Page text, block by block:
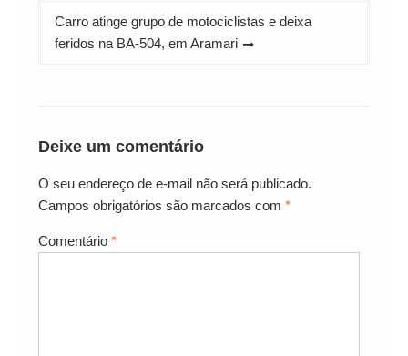
Carro atinge grupo de motociclistas e deixa
feridos na BA-504, em Aramari
Deixe um comentário
O seu endereço de e-mail não será publicado.
Campos obrigatórios são marcados com *
Comentário *